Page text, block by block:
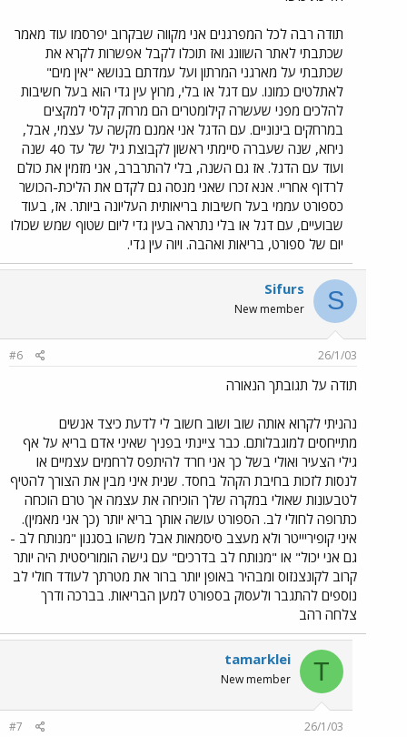
תודה רבה לכל המפרגנים אני מקווה שבקרוב יפרסמו עוד מאמר
שכתבתי לאתר השוונג ואז תוכלו לקבל אפשרות לקרא את
שכתבתי על מארגני המרתון ועל עמדתם בנושא "אין מים"
לאתלטים כמונו. עם דגל או בלי, מרוץ עין גדי הוא בעל חשיבות
להלכים מפני שעשרה קילומטרים הם מרחק קלסי למקצים
במרחקים בינוניים. עם הדגל אני אמנם מקשה על עצמי, אבל,
ניחא, שנה שעברה סיימתי ראשון לקבוצת גיל של עד 40 שנה
ועוד עם הדגל. אז גם השנה, בלי להתרברב, אני מזמין את כולם
לרדוף אחריי. אנא זכרו שאני מנסה גם לקדם את הליכת-הכושר
כספורט עממי בעל חשיבות בריאותית העליונה ביותר. אז, בעוד
שבועיים, עם דגל או בלי נתראה בעין גדי ליום שטוף שמש שכולו
יום של ספורט, בריאות ואהבה. ויוה עין גדי.
S
Sifurs
New member
26/1/03
#6
תודה על תגובתך הנאורה
נהניתי לקרוא אותה שוב ושוב חשוב לי לדעת כיצד אנשים
מתייחסים למוגבלותם. כבר ציינתי בפניך שאיני אדם בריא על אף
גילי הצעיר ואולי בשל כך אני חרד להיתפס לרחמים עצמיים או
לנסות לזכות בחיבת הקהל בחסד. שנית איני מבין את הצורך להטיף
לטבעונות שאולי במקרה שלך הוכיחה את עצמה אך טרם הוכחה
כתרופה לחולי לב. הספורט עושה אותך בריא יותר (כך אני מאמין).
איני קופיריייטר ולא מעצב סיסמאות אבל משהו בסגנון "מנותח לב -
גם אני יכול" או "מנותח לב בדרכים" עם גישה הומוריסטית היה יותר
קרוב לקונצנזוס ומבהיר באופן יותר ברור את מטרתך לעודד חולי לב
נוספים להתגבר ולעסוק בספורט למען הבריאות. בברכה ודרך
צלחה רהב
T
tamarklei
New member
26/1/03
#7